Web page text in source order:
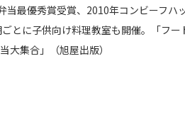
当最優秀賞受賞、2010年コンビーフ
とに子供向け料理教室も開催。「フ
大集合」（旭屋出版）